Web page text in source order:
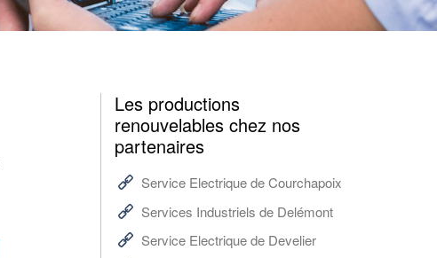
Les productions
renouvelables chez nos
partenaires
Service Electrique de Courchapoix
Services Industriels de Delémont
Service Electrique de Develier